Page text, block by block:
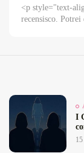
<p style="text-
recensisco.
I